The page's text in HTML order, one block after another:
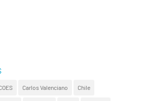
Carlos Valenciano Chile